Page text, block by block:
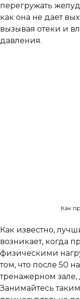
перегружать
как она не дает
вызывая отеки и
давления.
Как
Как известно,
возникает, когда
физическими
том, что после 50
тренажерном
Занимайтесь